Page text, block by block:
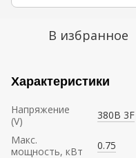
В избранное
Характеристики
Напряжение
(V)
380В 3F
Mакс.
мощность, кВт
0.75